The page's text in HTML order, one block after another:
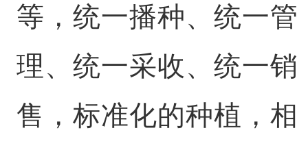
等，统一播种、统一管
理、统一采收、统一销
售，标准化的种植，相